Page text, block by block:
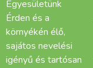
Egyesületünk
Érden és a
környékén élő,
sajátos nevelési
igényű és tartósan